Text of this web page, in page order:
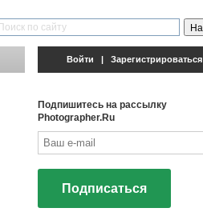
Войти | Зарегистрироваться